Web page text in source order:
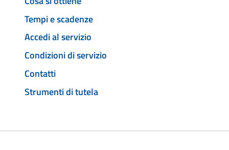
Tempi e scadenze
Accedi al servizio
Condizioni di servizio
Contatti
Strumenti di tutela